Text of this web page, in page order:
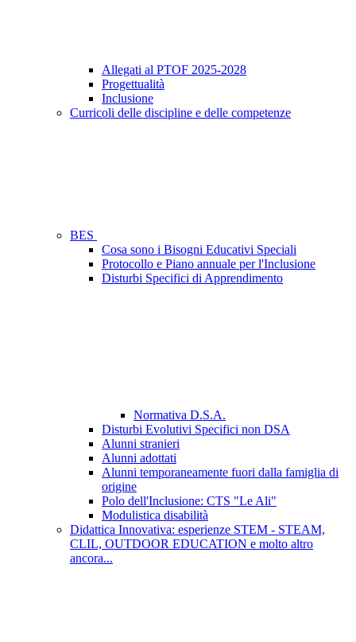
Allegati al PTOF 2025-2028
Progettualità
Inclusione
Curricoli delle discipline e delle competenze
BES
Cosa sono i Bisogni Educativi Speciali
Protocollo e Piano annuale per l'Inclusione
Disturbi Specifici di Apprendimento
Normativa D.S.A.
Disturbi Evolutivi Specifici non DSA
Alunni stranieri
Alunni adottati
Alunni temporaneamente fuori dalla famiglia di
origine
Polo dell'Inclusione: CTS "Le Ali"
Modulistica disabilità
Didattica Innovativa: esperienze STEM - STEAM,
CLIL, OUTDOOR EDUCATION e molto altro
ancora...